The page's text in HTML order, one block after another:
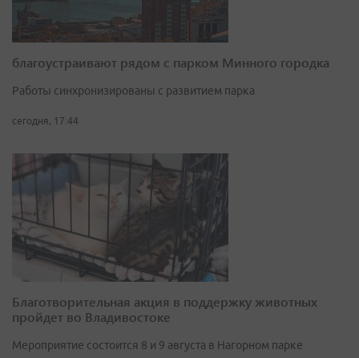
благоустраивают рядом с парком Минного городка
Работы синхронизированы с развитием парка
сегодня, 17:44
Благотворительная акция в поддержку животных
пройдет во Владивостоке
Мероприятие состоится 8 и 9 августа в Нагорном парке